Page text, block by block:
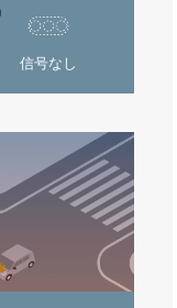
信号なし